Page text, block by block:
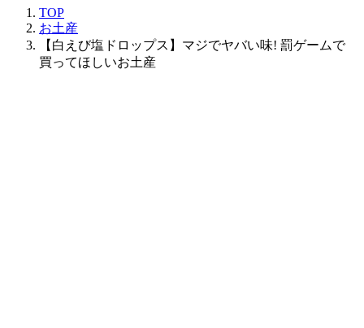
TOP
お土産
【白えび塩ドロップス】マジでヤバい味! 罰ゲームで
買ってほしいお土産